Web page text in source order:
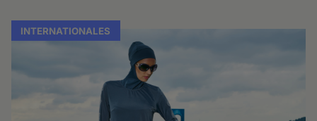
INTERNATIONALES